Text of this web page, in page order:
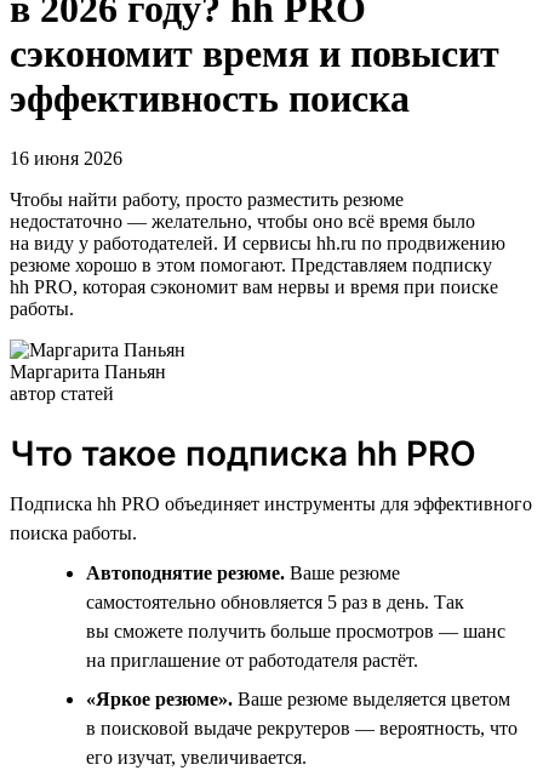
в 2026 году? hh PRO
сэкономит время и повысит
эффективность поиска
16 июня 2026
Чтобы найти работу, просто разместить резюме
недостаточно — желательно, чтобы оно всё время было
на виду у работодателей. И сервисы hh.ru по продвижению
резюме хорошо в этом помогают. Представляем подписку
hh PRO, которая сэкономит вам нервы и время при поиске
работы.
Маргарита Паньян
автор статей
Что такое подписка hh PRO
Подписка hh PRO объединяет инструменты для эффективного
поиска работы.
Автоподнятие резюме. Ваше резюме
самостоятельно обновляется 5 раз в день. Так
вы сможете получить больше просмотров — шанс
на приглашение от работодателя растёт.
«Яркое резюме». Ваше резюме выделяется цветом
в поисковой выдаче рекрутеров — вероятность, что
его изучат, увеличивается.